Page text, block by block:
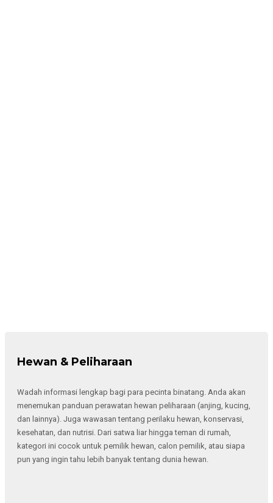
Hewan & Peliharaan
Wadah informasi lengkap bagi para pecinta binatang. Anda akan
menemukan panduan perawatan hewan peliharaan (anjing, kucing,
dan lainnya). Juga wawasan tentang perilaku hewan, konservasi,
kesehatan, dan nutrisi. Dari satwa liar hingga teman di rumah,
kategori ini cocok untuk pemilik hewan, calon pemilik, atau siapa
pun yang ingin tahu lebih banyak tentang dunia hewan.